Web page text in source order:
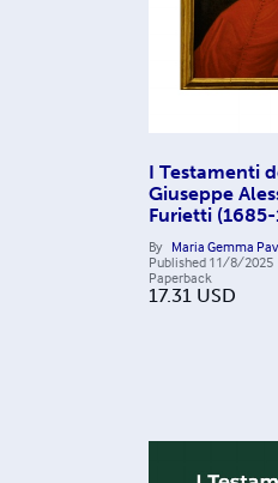
I Testamenti
Giuseppe
Furietti
By Maria Gemma
Published 11/8/2025
Paperback
17.31 USD